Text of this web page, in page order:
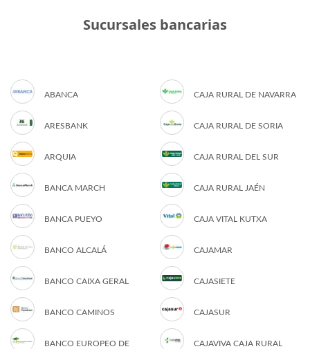
Sucursales bancarias
ABANCA
ARESBANK
ARQUIA
BANCA MARCH
BANCA PUEYO
BANCO ALCALÁ
BANCO CAIXA GERAL
BANCO CAMINOS
BANCO EUROPEO DE
CAJA RURAL DE NAVARRA
CAJA RURAL DE SORIA
CAJA RURAL DEL SUR
CAJA RURAL JAÉN
CAJA VITAL KUTXA
CAJAMAR
CAJASIETE
CAJASUR
CAJAVIVA CAJA RURAL